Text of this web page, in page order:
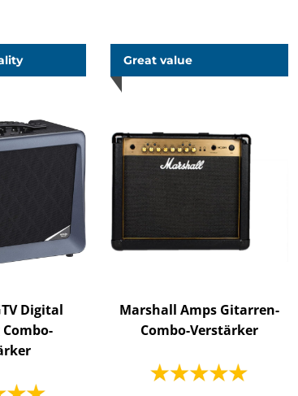
Digital
Great value
Marshall Amps Gitarren-
Combo-Verstärker